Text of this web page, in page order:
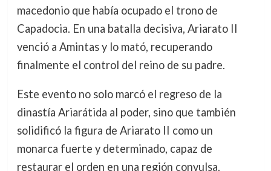
macedonio que había ocupado el trono de
Capadocia. En una batalla decisiva, Ariarato II
venció a Amintas y lo mató, recuperando
finalmente el control del reino de su padre.
Este evento no solo marcó el regreso de la
dinastía Ariarátida al poder, sino que también
solidificó la figura de Ariarato II como un
monarca fuerte y determinado, capaz de
restaurar el orden en una región convulsa.